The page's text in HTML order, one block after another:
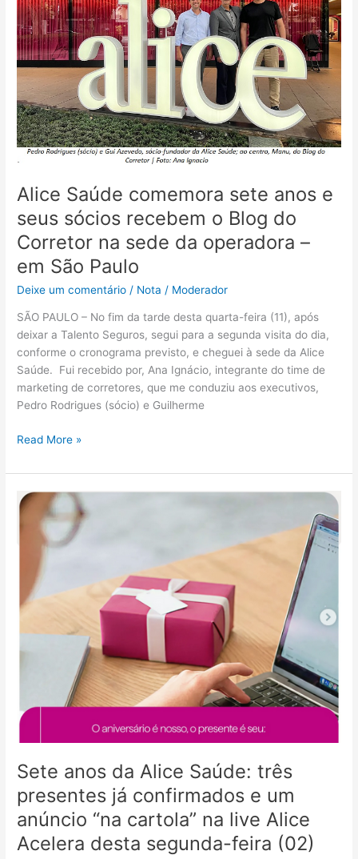
Alice Saúde comemora sete anos e
seus sócios recebem o Blog do
Corretor na sede da operadora –
em São Paulo
Deixe um comentário / Nota / Moderador
SÃO PAULO – No fim da tarde desta quarta-feira (11), após
deixar a Talento Seguros, segui para a segunda visita do dia,
conforme o cronograma previsto, e cheguei à sede da Alice
Saúde. Fui recebido por, Ana Ignácio, integrante do time de
marketing de corretores, que me conduziu aos executivos,
Pedro Rodrigues (sócio) e Guilherme
seus
sócios
recebem
o
Blog
do
Corretor
na
operadora
em
São
Paulo
Read More »
Sete anos da Alice Saúde: três
presentes já confirmados e um
anúncio “na cartola” na live Alice
Acelera desta segunda-feira (02)
Sete
anos
Saúde:
três
presentes
confirmados
“na
na
live
Alice
Acelera
desta
segunda-
feira